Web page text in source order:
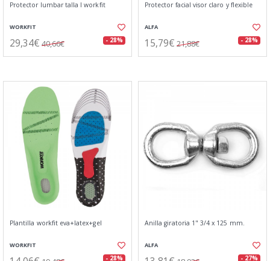
Protector lumbar talla l workfit
WORKFIT
29,34€ 40,66€ - 28%
Protector facial visor claro y flexible
ALFA
15,79€ 21,88€ - 28%
Plantilla workfit eva+latex+gel
WORKFIT
- 28%
Anilla giratoria 1" 3/4 x 125 mm.
ALFA
- 27%